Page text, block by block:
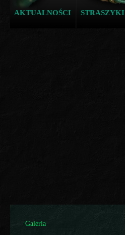
AKTUALNOŚCI STRASZYKI
Galeria